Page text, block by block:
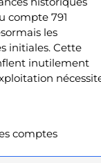
compte 791
les
initiales. Cette
inutilement
comptes